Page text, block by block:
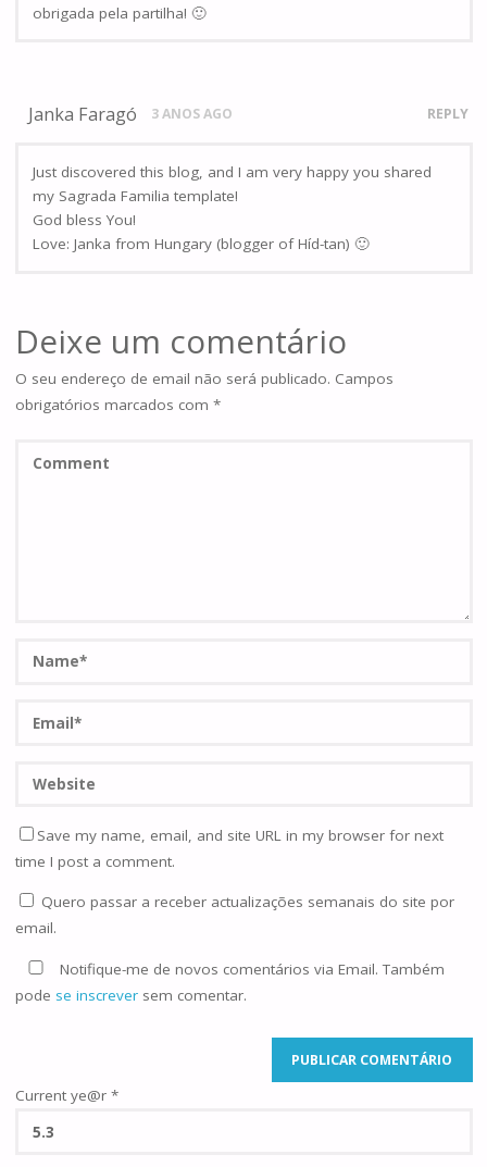
obrigada pela partilha! 🙂
Janka Faragó 3 ANOS AGO REPLY
Just discovered this blog, and I am very happy you shared
my Sagrada Familia template!
God bless You!
Love: Janka from Hungary (blogger of Híd-tan) 🙂
Deixe um comentário
O seu endereço de email não será publicado. Campos
obrigatórios marcados com *
Save my name, email, and site URL in my browser for next
time I post a comment.
Quero passar a receber actualizações semanais do site por
email.
Notifique-me de novos comentários via Email. Também
pode se inscreversem comentar.
Current ye@r *